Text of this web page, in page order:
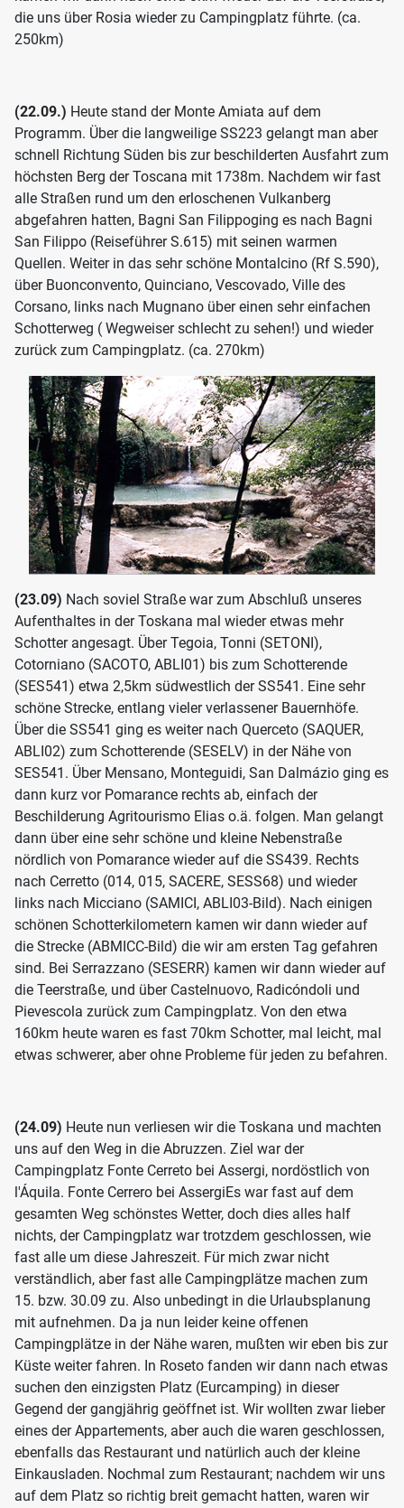
die uns über Rosia wieder zu Campingplatz führte. (ca.
250km)
(22.09.) Heute stand der Monte Amiata auf dem
Programm. Über die langweilige SS223 gelangt man aber
schnell Richtung Süden bis zur beschilderten Ausfahrt zum
höchsten Berg der Toscana mit 1738m. Nachdem wir fast
alle Straßen rund um den erloschenen Vulkanberg
abgefahren hatten, Bagni San Filippoging es nach Bagni
San Filippo (Reiseführer S.615) mit seinen warmen
Quellen. Weiter in das sehr schöne Montalcino (Rf S.590),
über Buonconvento, Quinciano, Vescovado, Ville des
Corsano, links nach Mugnano über einen sehr einfachen
Schotterweg ( Wegweiser schlecht zu sehen!) und wieder
zurück zum Campingplatz. (ca. 270km)
(23.09) Nach soviel Straße war zum Abschluß unseres
Aufenthaltes in der Toskana mal wieder etwas mehr
Schotter angesagt. Über Tegoia, Tonni (SETONI),
Cotorniano (SACOTO, ABLI01) bis zum Schotterende
(SES541) etwa 2,5km südwestlich der SS541. Eine sehr
schöne Strecke, entlang vieler verlassener Bauernhöfe.
Über die SS541 ging es weiter nach Querceto (SAQUER,
ABLI02) zum Schotterende (SESELV) in der Nähe von
SES541. Über Mensano, Monteguidi, San Dalmázio ging es
dann kurz vor Pomarance rechts ab, einfach der
Beschilderung Agritourismo Elias o.ä. folgen. Man gelangt
dann über eine sehr schöne und kleine Nebenstraße
nördlich von Pomarance wieder auf die SS439. Rechts
nach Cerretto (014, 015, SACERE, SESS68) und wieder
links nach Micciano (SAMICI, ABLI03-Bild). Nach einigen
schönen Schotterkilometern kamen wir dann wieder auf
die Strecke (ABMICC-Bild) die wir am ersten Tag gefahren
sind. Bei Serrazzano (SESERR) kamen wir dann wieder auf
die Teerstraße, und über Castelnuovo, Radicóndoli und
Pievescola zurück zum Campingplatz. Von den etwa
160km heute waren es fast 70km Schotter, mal leicht, mal
etwas schwerer, aber ohne Probleme für jeden zu befahren.
(24.09) Heute nun verliesen wir die Toskana und machten
uns auf den Weg in die Abruzzen. Ziel war der
Campingplatz Fonte Cerreto bei Assergi, nordöstlich von
l'Áquila. Fonte Cerrero bei AssergiEs war fast auf dem
gesamten Weg schönstes Wetter, doch dies alles half
nichts, der Campingplatz war trotzdem geschlossen, wie
fast alle um diese Jahreszeit. Für mich zwar nicht
verständlich, aber fast alle Campingplätze machen zum
15. bzw. 30.09 zu. Also unbedingt in die Urlaubsplanung
mit aufnehmen. Da ja nun leider keine offenen
Campingplätze in der Nähe waren, mußten wir eben bis zur
Küste weiter fahren. In Roseto fanden wir dann nach etwas
suchen den einzigsten Platz (Eurcamping) in dieser
Gegend der gangjährig geöffnet ist. Wir wollten zwar lieber
eines der Appartements, aber auch die waren geschlossen,
ebenfalls das Restaurant und natürlich auch der kleine
Einkausladen. Nochmal zum Restaurant; nachdem wir uns
auf dem Platz so richtig breit gemacht hatten, waren wir